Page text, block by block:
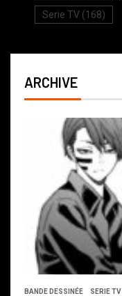
Serie TV (168)
ARCHIVE
BANDE DESSINÉE SERIE TV